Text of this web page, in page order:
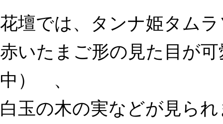
花壇では、タンナ姫タム
赤いたまご形の見た目が
中） 、
白玉の木の実などが見ら